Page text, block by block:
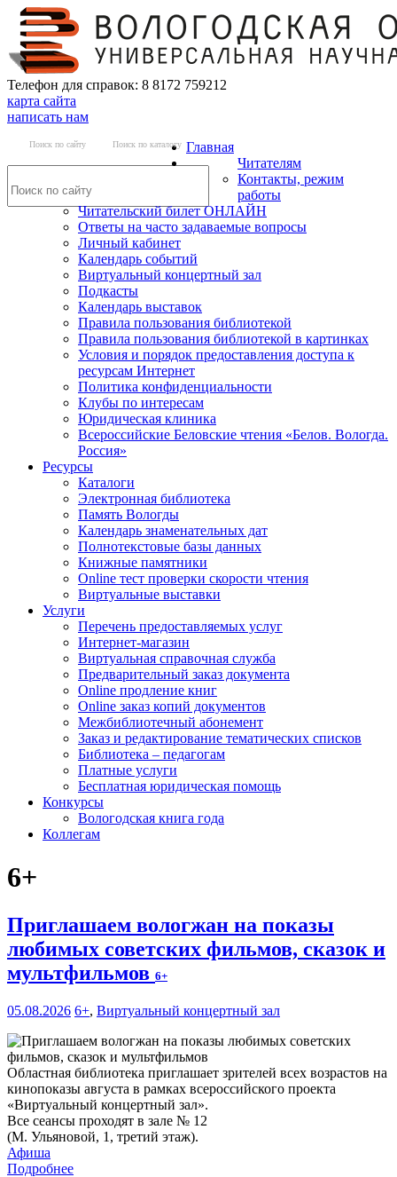
Телефон для справок: 8 8172 759212
карта сайта
написать нам
Поиск по сайту Поиск по каталогу Главная
Читателям
Контакты, режим
работы
Читательский билет ОНЛАЙН
Ответы на часто задаваемые вопросы
Личный кабинет
Календарь событий
Виртуальный концертный зал
Подкасты
Календарь выставок
Правила пользования библиотекой
Правила пользования библиотекой в картинках
Условия и порядок предоставления доступа к
ресурсам Интернет
Политика конфиденциальности
Клубы по интересам
Юридическая клиника
Всероссийские Беловские чтения «Белов. Вологда.
Россия»
Ресурсы
Каталоги
Электронная библиотека
Память Вологды
Календарь знаменательных дат
Полнотекстовые базы данных
Книжные памятники
Online тест проверки скорости чтения
Виртуальные выставки
Услуги
Перечень предоставляемых услуг
Интернет-магазин
Виртуальная справочная служба
Предварительный заказ документа
Online продление книг
Online заказ копий документов
Межбиблиотечный абонемент
Заказ и редактирование тематических списков
Библиотека – педагогам
Платные услуги
Бесплатная юридическая помощь
Конкурсы
Вологодская книга года
Коллегам
6+
Приглашаем вологжан на показы
любимых советских фильмов, сказок и
мультфильмов 6+
05.08.2026 6+, Виртуальный концертный зал
Областная библиотека приглашает зрителей всех возрастов на
кинопоказы августа в рамках всероссийского проекта
«Виртуальный концертный зал».
Все сеансы проходят в зале № 12
(М. Ульяновой, 1, третий этаж).
Афиша
Подробнее